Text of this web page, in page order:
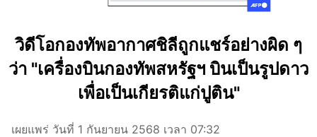
วิดีโอกองทัพอากาศชิลีถูกแชร์อย่างผิด ๆ
ว่า "เครื่องบินกองทัพสหรัฐฯ บินเป็นรูปดาว
เพื่อเป็นเกียรติแก่ปูติน"
เผยแพร่ วันที่ 1 กันยายน 2568 เวลา 07:32